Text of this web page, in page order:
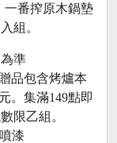
一番搾原木鍋墊
組。
準
品包含烤爐本
。集滿149點即
限乙組。
漆